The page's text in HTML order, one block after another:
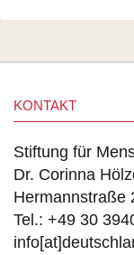
KONTAKT
Stiftung für
Dr. Corinna
Hermannstraße
Tel.: +49 30
info[at]